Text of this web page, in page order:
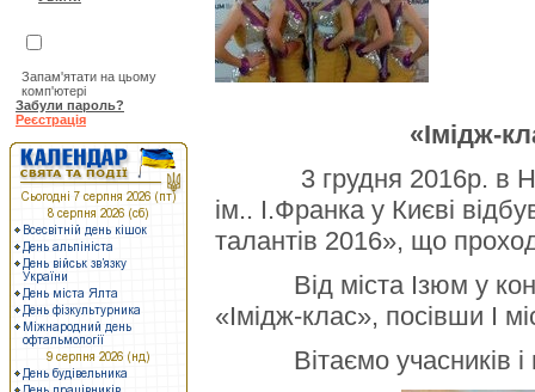
Запам'ятати на цьому
комп'ютері
Забули пароль?
Реєстрація
«Імідж-
3 грудня 2016р. в
ім.. І.Франка у Києві
талантів 2016», що
Від міста Ізюм у
«Імідж-клас», посівши І
Вітаємо учасників і